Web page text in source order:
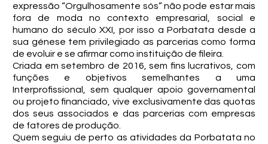
expressão “Orgulhosamente sós” não pode estar mais
fora de moda no contexto empresarial, social e
humano do século XXI, por isso a Porbatata desde a
sua génese tem privilegiado as parcerias como forma
de evoluir e se afirmar como instituição de fileira.
Criada em setembro de 2016, sem fins lucrativos, com
funções e objetivos semelhantes a uma
Interprofissional, sem qualquer apoio governamental
ou projeto financiado, vive exclusivamente das quotas
dos seus associados e das parcerias com empresas
de fatores de produção.
Quem seguiu de perto as atividades da Porbatata no